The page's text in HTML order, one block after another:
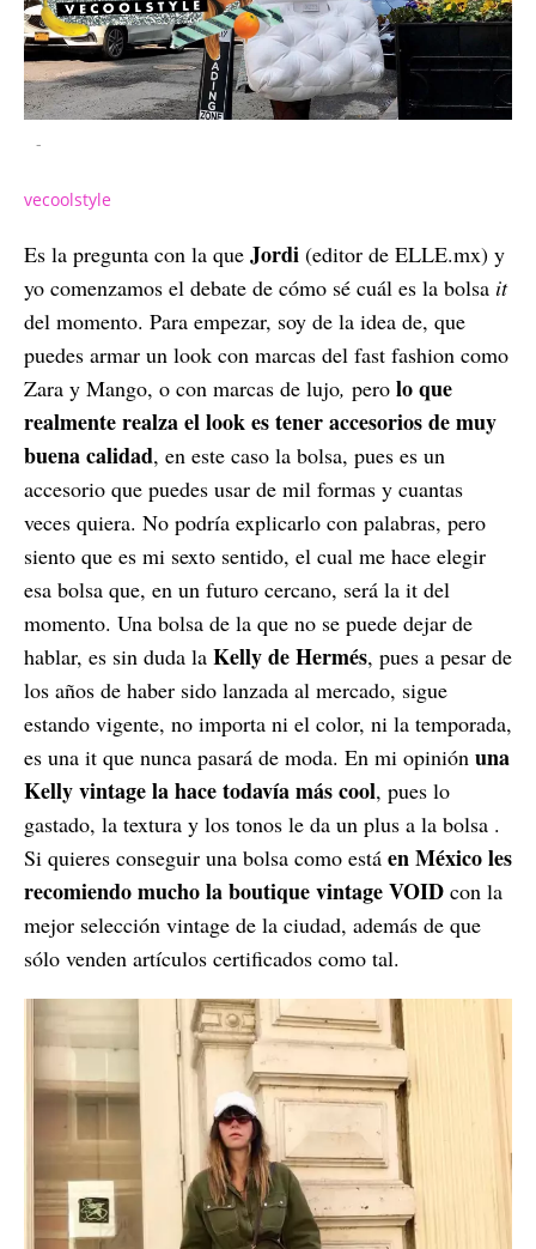
-
vecoolstyle
Es la pregunta con la que Jordi (editor de ELLE.mx) y
yo comenzamos el debate de cómo sé cuál es la bolsa it
del momento. Para empezar, soy de la idea de, que
puedes armar un look con marcas del fast fashion como
Zara y Mango, o con marcas de lujo, pero lo que
realmente realza el look es tener accesorios de muy
buena calidad, en este caso la bolsa, pues es un
accesorio que puedes usar de mil formas y cuantas
veces quiera. No podría explicarlo con palabras, pero
siento que es mi sexto sentido, el cual me hace elegir
esa bolsa que, en un futuro cercano, será la it del
momento. Una bolsa de la que no se puede dejar de
hablar, es sin duda la Kelly de Hermés, pues a pesar de
los años de haber sido lanzada al mercado, sigue
estando vigente, no importa ni el color, ni la temporada,
es una it que nunca pasará de moda. En mi opinión una
Kelly vintage la hace todavía más cool, pues lo
gastado, la textura y los tonos le da un plus a la bolsa .
Si quieres conseguir una bolsa como está en México les
recomiendo mucho la boutique vintage VOID con la
mejor selección vintage de la ciudad, además de que
sólo venden artículos certificados como tal.